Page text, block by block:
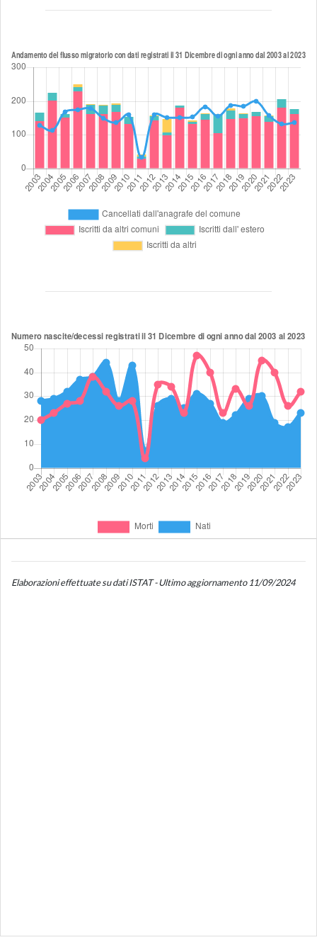
Elaborazioni effettuate su dati ISTAT - Ultimo aggiornamento 11/09/2024